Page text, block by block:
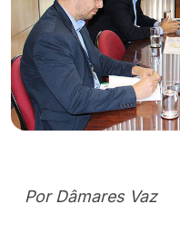
Por Dâmares Vaz